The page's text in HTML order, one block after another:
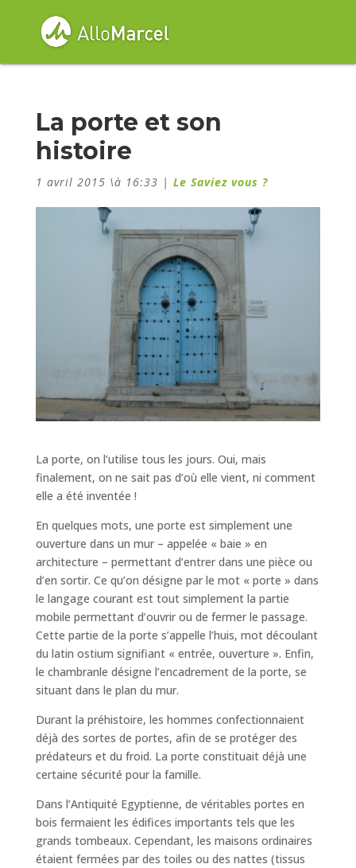
La porte et son
histoire
1 avril 2015 \à 16:33 | Le Saviez vous ?
La porte, on l’utilise tous les jours. Oui, mais
finalement, on ne sait pas d’où elle vient, ni comment
elle a été inventée !
En quelques mots, une porte est simplement une
ouverture dans un mur – appelée « baie » en
architecture – permettant d’entrer dans une pièce ou
d’en sortir. Ce qu’on désigne par le mot « porte » dans
le langage courant est tout simplement la partie
mobile permettant d’ouvrir ou de fermer le passage.
Cette partie de la porte s’appelle l’huis, mot découlant
du latin ostium signifiant « entrée, ouverture ». Enfin,
le chambranle désigne l’encadrement de la porte, se
situant dans le plan du mur.
Durant la préhistoire, les hommes confectionnaient
déjà des sortes de portes, afin de se protéger des
prédateurs et du froid. La porte constituait déjà une
certaine sécurité pour la famille.
Dans l’Antiquité Egyptienne, de véritables portes en
bois fermaient les édifices importants tels que les
grands tombeaux. Cependant, les maisons ordinaires
étaient fermées par des toiles ou des nattes (tissus